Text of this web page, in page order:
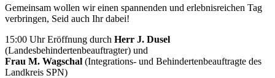
Gemeinsam wollen wir einen spannenden und erlebnisreichen Tag
verbringen, Seid auch Ihr dabei!
15:00 Uhr Eröffnung durch Herr J. Dusel
(Landesbehindertenbeauftragter) und
Frau M. Wagschal (Integrations- und Behindertenbeauftragte des
Landkreis SPN)